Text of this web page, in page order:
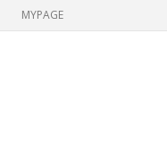
MYPAGE